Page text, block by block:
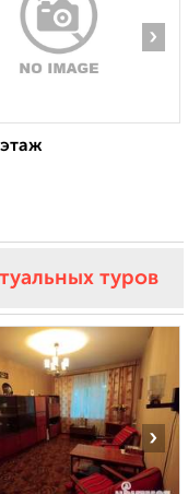
›
туров
›